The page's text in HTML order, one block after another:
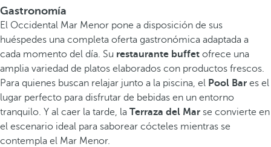
Gastronomía
El Occidental Mar Menor pone a disposición de sus
huéspedes una completa oferta gastronómica adaptada a
cada momento del día. Su restaurante buffet ofrece una
amplia variedad de platos elaborados con productos frescos.
Para quienes buscan relajar junto a la piscina, el Pool Bar es el
lugar perfecto para disfrutar de bebidas en un entorno
tranquilo. Y al caer la tarde, la Terraza del Mar se convierte en
el escenario ideal para saborear cócteles mientras se
contempla el Mar Menor.